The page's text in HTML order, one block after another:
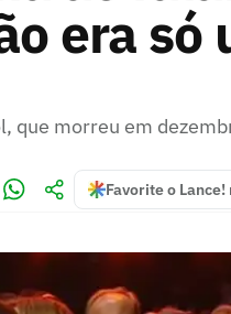
era só
que morreu em
Favorite o Lance!